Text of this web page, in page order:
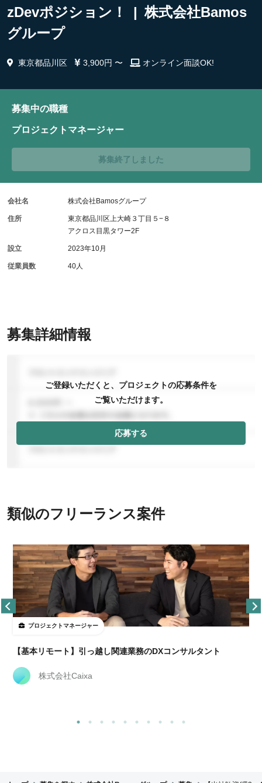
zDevポジション！ | 株式会社Bamos
グループ
東京都品川区 3,900円 〜 オンライン面談OK!
募集詳細情報
ご登録いただくと、プロジェクトの応募条件を
ご覧いただけます。
応募する
募集中の職種
プロジェクトマネージャー
募集終了しました
会社名 株式会社Bamosグループ
住所
東京都品川区上大崎３丁目５−８
アクロス目黒タワー2F
設立 2023年10月
従業員数 40人
類似のフリーランス案件
プロジェクトマネージャー
【基本リモート】引っ越し関連業務のDXコンサルタント
株式会社Caixa